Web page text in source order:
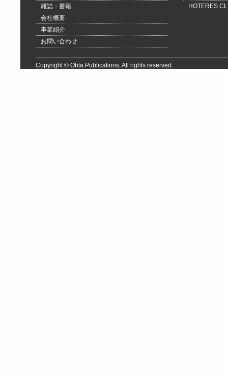
雑誌・書籍
会社概要
事業紹介
お問い合わせ
HOTERES
Copyright © Ohta Publications, All rights reserved.